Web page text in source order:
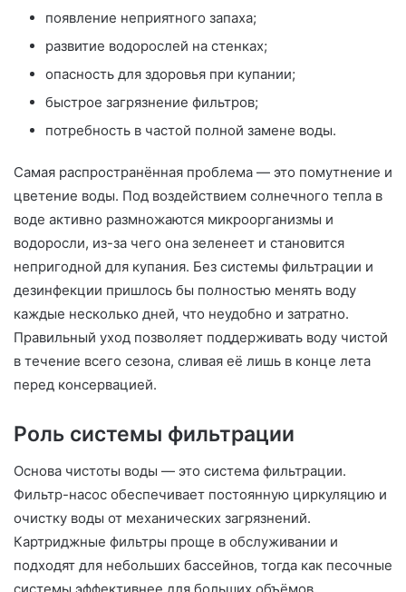
появление неприятного запаха;
развитие водорослей на стенках;
опасность для здоровья при купании;
быстрое загрязнение фильтров;
потребность в частой полной замене воды.
Самая распространённая проблема — это помутнение и
цветение воды. Под воздействием солнечного тепла в
воде активно размножаются микроорганизмы и
водоросли, из-за чего она зеленеет и становится
непригодной для купания. Без системы фильтрации и
дезинфекции пришлось бы полностью менять воду
каждые несколько дней, что неудобно и затратно.
Правильный уход позволяет поддерживать воду чистой
в течение всего сезона, сливая её лишь в конце лета
перед консервацией.
Роль системы фильтрации
Основа чистоты воды — это система фильтрации.
Фильтр-насос обеспечивает постоянную циркуляцию и
очистку воды от механических загрязнений.
Картриджные фильтры проще в обслуживании и
подходят для небольших бассейнов, тогда как песочные